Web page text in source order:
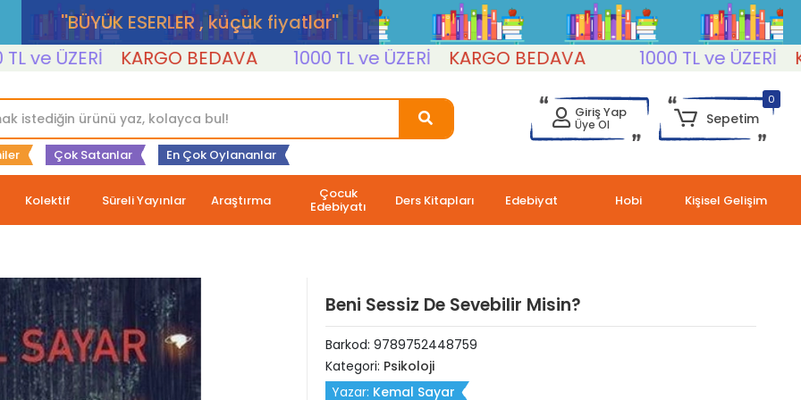
''BÜYÜK ESERLER , küçük fiyatlar''
ÜZERİ KARGO BEDAVA 1000 TL ve ÜZERİ KARGO BEDAVA 1000 TL ve ÜZERİ
Çok Satanlar En Çok Oylananlar
Giriş Yap
Üye Ol
0
Sepetim
Kolektif Süreli Yayınlar Araştırma Çocuk
Edebiyatı Ders Kitapları Edebiyat Hobi Kişisel Gelişim
Beni Sessiz De Sevebilir Misin?
Barkod: 9789752448759
Kategori: Psikoloji
Yazar: Kemal Sayar